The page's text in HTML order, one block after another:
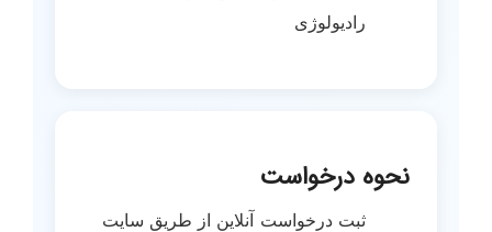
رادیولوژی
نحوه درخواست
ثبت درخواست آنلاین از طریق سایت